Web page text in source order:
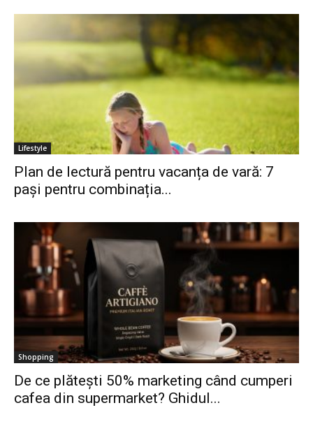
Lifestyle
Plan de lectură pentru vacanța de vară: 7
pași pentru combinația...
Shopping
De ce plătești 50% marketing când cumperi
cafea din supermarket? Ghidul...